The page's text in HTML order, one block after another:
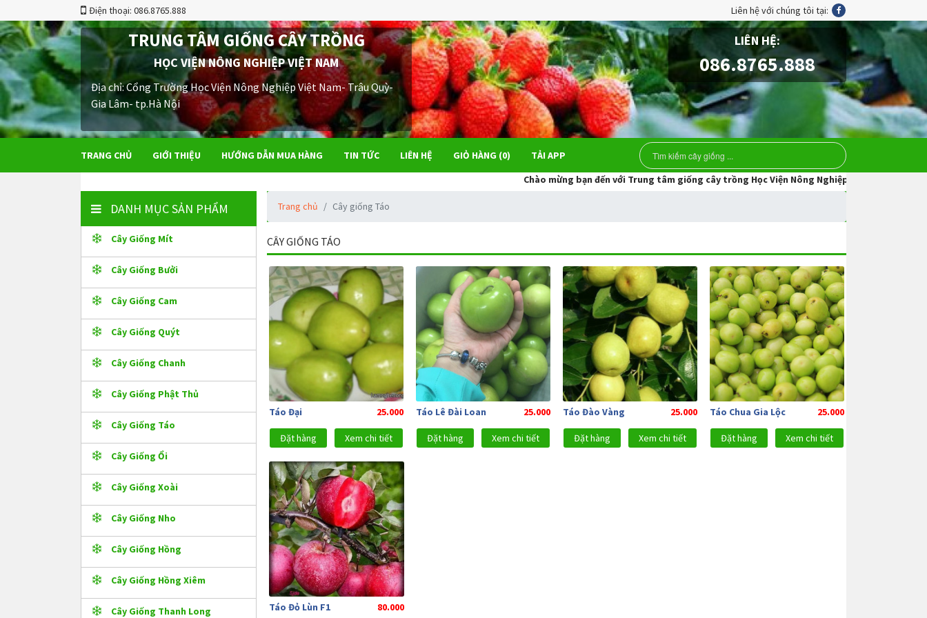
Điện thoại: 086.8765.888 Liên hệ với chúng tôi tại:
TRUNG TÂM GIỐNG CÂY TRỒNG
HỌC VIỆN NÔNG NGHIỆP VIỆT NAM
Địa chỉ: Cổng Trường Học Viện Nông Nghiệp Việt Nam- Trâu Quỳ-
Gia Lâm- tp.Hà Nội
LIÊN HỆ:
086.8765.888
TRANG CHỦ GIỚI THIỆU HƯỚNG DẪN MUA HÀNG TIN TỨC LIÊN HỆ GIỎ HÀNG (0)
TẢI APP
Chào mừng bạn đến với Trung tâm giống cây trồng Học Viện Nông Nghiệp Việt Nam.Hãy liên hệ
DANH MỤC SẢN PHẨM
Cây Giống Mít
Cây Giống Bưởi
Cây Giống Cam
Cây Giống Quýt
Cây Giống Chanh
Cây Giống Phật Thủ
Cây Giống Táo
Cây Giống Ổi
Cây Giống Xoài
Cây Giống Nho
Cây Giống Hồng
Cây Giống Hồng Xiêm
Cây Giống Thanh Long
Trang chủ Cây giống Táo
CÂY GIỐNG TÁO
Táo Đại 25.000
Đặt hàng Xem chi tiết
Táo Lê Đài Loan 25.000
Đặt hàng Xem chi tiết
Táo Đào Vàng 25.000
Đặt hàng Xem chi tiết
Táo Chua Gia Lộc 25.000
Đặt hàng Xem chi tiết
Táo Đỏ Lùn F1 80.000